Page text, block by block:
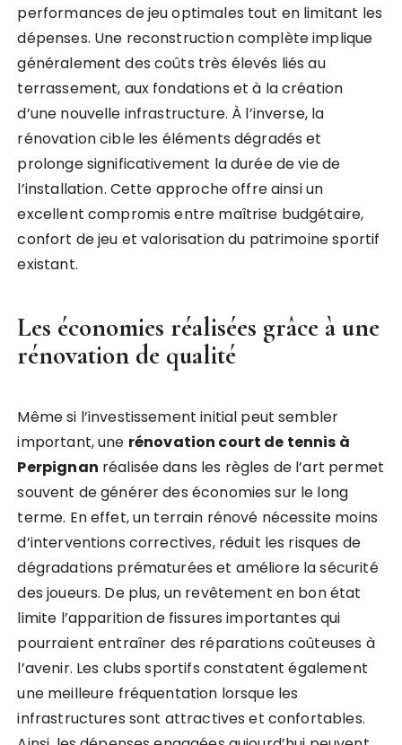
performances de jeu optimales tout en limitant les
dépenses. Une reconstruction complète implique
généralement des coûts très élevés liés au
terrassement, aux fondations et à la création
d’une nouvelle infrastructure. À l’inverse, la
rénovation cible les éléments dégradés et
prolonge significativement la durée de vie de
l’installation. Cette approche offre ainsi un
excellent compromis entre maîtrise budgétaire,
confort de jeu et valorisation du patrimoine sportif
existant.
Les économies réalisées grâce à une
rénovation de qualité
Même si l’investissement initial peut sembler
important, une rénovation court de tennis à
Perpignan réalisée dans les règles de l’art permet
souvent de générer des économies sur le long
terme. En effet, un terrain rénové nécessite moins
d’interventions correctives, réduit les risques de
dégradations prématurées et améliore la sécurité
des joueurs. De plus, un revêtement en bon état
limite l’apparition de fissures importantes qui
pourraient entraîner des réparations coûteuses à
l’avenir. Les clubs sportifs constatent également
une meilleure fréquentation lorsque les
infrastructures sont attractives et confortables.